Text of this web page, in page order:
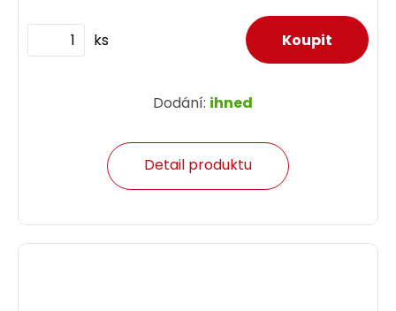
ks
Dodání: ihned
Detail produktu